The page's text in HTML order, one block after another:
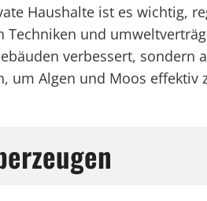
Haushalte ist es wichtig,
und
verbessert, sondern
um Algen und Moos effektiv